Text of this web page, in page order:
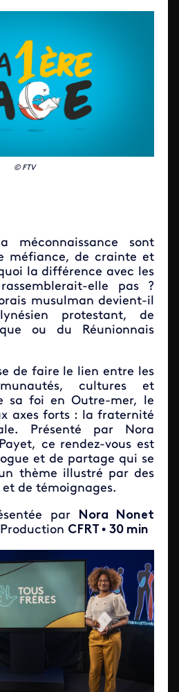
© FTV
méconnaissance sont
méfiance, de crainte et
la différence avec les
elle pas ?
musulman devient-il
protestant, de
ou du Réunionnais
de faire le lien entre les
cultures et
sa foi en Outre-mer, le
axes forts : la fraternité
Présenté par Nora
ce rendez-vous est
et de partage qui se
thème illustré par des
de témoignages.
par
Nora Nonet
Production CFRT • 30 min